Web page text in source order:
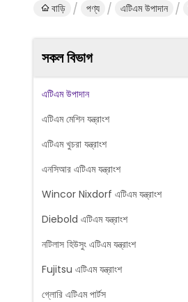
বাড়ি পণ্য এটিএম উপাদান
সকল বিভাগ
এটিএম উপাদান
এটিএম মেশিন যন্ত্রাংশ
এটিএম খুচরা যন্ত্রাংশ
এনসিআর এটিএম যন্ত্রাংশ
Wincor Nixdorf এটিএম যন্ত্রাংশ
Diebold এটিএম যন্ত্রাংশ
নটিলাস হিউসুং এটিএম যন্ত্রাংশ
Fujitsu এটিএম যন্ত্রাংশ
গ্লোরি এটিএম পার্টস